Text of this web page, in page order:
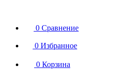
0 Сравнение
0 Избранное
0 Корзина